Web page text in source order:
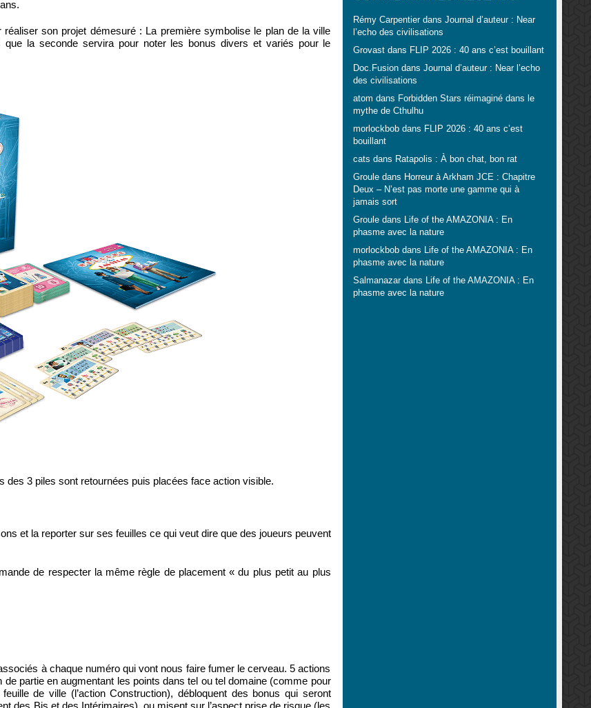
son projet démesuré : La première symbolise le plan de la ville
la seconde servira pour noter les bonus divers et variés pour le
des 3 piles sont retournées puis placées face action visible.
et la reporter sur ses feuilles ce qui veut dire que des joueurs peuvent
de respecter la même règle de placement « du plus petit au plus
à chaque numéro qui vont nous faire fumer le cerveau. 5 actions
partie en augmentant les points dans tel ou tel domaine (comme pour
de ville (l’action Construction), débloquent des bonus qui seront
Rémy Carpentierdans Journal d’auteur : Near
l’echo des civilisations
Grovastdans FLIP 2026 : 40 ans c’est bouillant
Doc.Fusiondans Journal d’auteur : Near l’echo
des civilisations
atom dans Forbidden Stars réimaginé dans le
mythe de Cthulhu
morlockbobdans FLIP 2026 : 40 ans c’est
bouillant
cats dans Ratapolis : À bon chat, bon rat
Grouledans Horreur à Arkham JCE : Chapitre
Deux – N’est pas morte une gamme qui à
jamais sort
Grouledans Life of the AMAZONIA : En
phasme avec la nature
morlockbobdans Life of the AMAZONIA : En
phasme avec la nature
Salmanazardans Life of the AMAZONIA : En
phasme avec la nature